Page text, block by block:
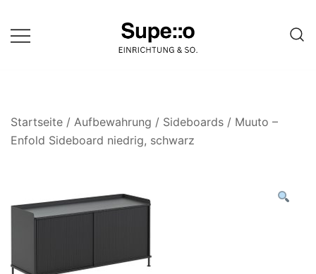
zum
Inhalt
einer Website
Startseite / Aufbewahrung / Sideboards / Muuto –
Enfold Sideboard niedrig, schwarz